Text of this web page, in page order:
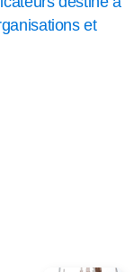
et